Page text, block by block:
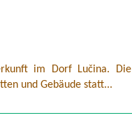
im Dorf Lučina. Die
und Gebäude statt...